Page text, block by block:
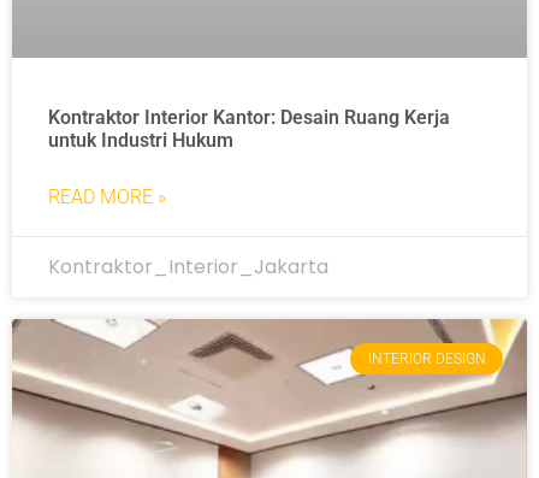
Kontraktor Interior Kantor: Desain Ruang Kerja
untuk Industri Hukum
READ MORE »
Kontraktor_Interior_Jakarta
INTERIOR DESIGN